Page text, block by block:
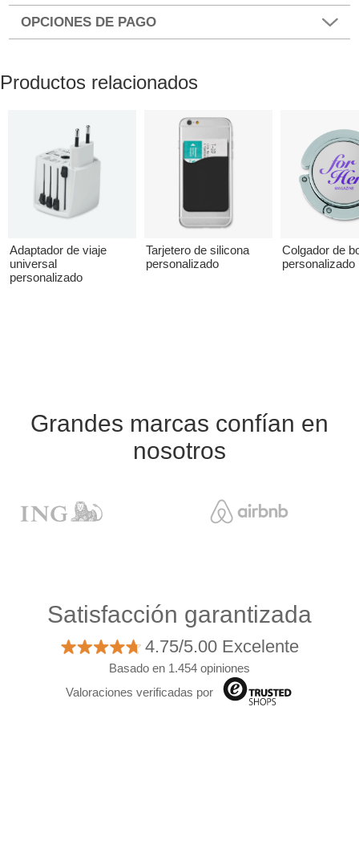
OPCIONES DE PAGO
Productos relacionados
Adaptador de viaje
universal
personalizado
Tarjetero de silicona
personalizado
Colgador de
personalizado
Grandes marcas confían en
nosotros
Satisfacción garantizada
4.75/5.00 Excelente
Basado en 1.454 opiniones
Valoraciones verificadas por